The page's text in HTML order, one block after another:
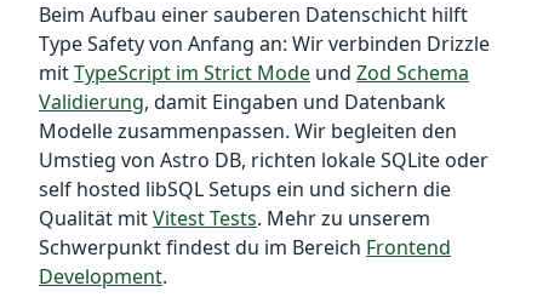
Beim Aufbau einer sauberen Datenschicht hilft
Type Safety von Anfang an: Wir verbinden Drizzle
mitTypeScript im Strict Mode und Zod Schema
Validierung, damit Eingaben und Datenbank
Modelle zusammenpassen. Wir begleiten den
Umstieg von Astro DB, richten lokale SQLite oder
self hosted libSQL Setups ein und sichern die
Qualität mitVitest Tests. Mehr zu unserem
Schwerpunkt findest du im Bereich Frontend
Development.